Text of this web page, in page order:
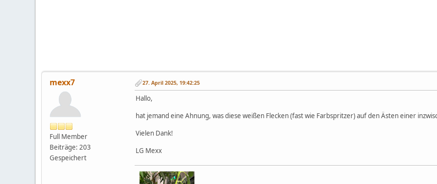
mexx7
Full Member
Beiträge: 203
Gespeichert
27. April 2025, 19:42:25
Hallo,
hat jemand eine Ahnung, was diese weißen Flecken (fast wie Farbspritzer) auf den Ästen einer
Vielen Dank!
LG Mexx